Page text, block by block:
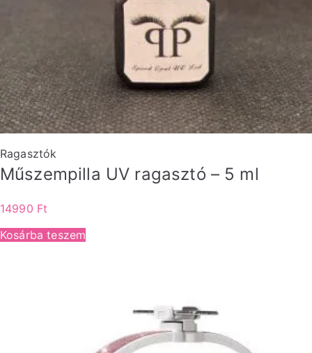
Ragasztók
Műszempilla UV ragasztó – 5 ml
14990 Ft
Kosárba teszem